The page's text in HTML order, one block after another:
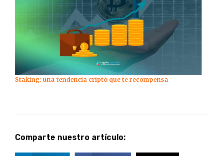
Staking: una tendencia cripto que te recompensa
Comparte nuestro artículo: